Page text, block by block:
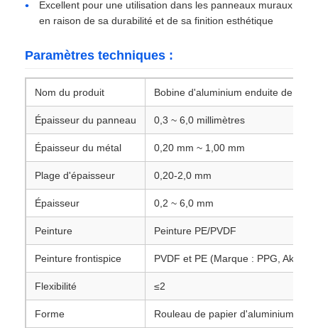
Nid d'abeilles en aluminium
Miroir en aluminium
Excellent pour une utilisation dans les panneaux muraux
en raison de sa durabilité et de sa finition esthétique
Paramètres techniques :
Nom du produit Bobine d'aluminium enduite de
Épaisseur du panneau 0,3 ~ 6,0 millimètres
Épaisseur du métal 0,20 mm ~ 1,00 mm
Plage d'épaisseur 0,20-2,0 mm
Épaisseur 0,2 ~ 6,0 mm
Peinture Peinture PE/PVDF
Peinture frontispice PVDF et PE (Marque : PPG,
Flexibilité ≤2
Forme Rouleau de papier d'aluminium